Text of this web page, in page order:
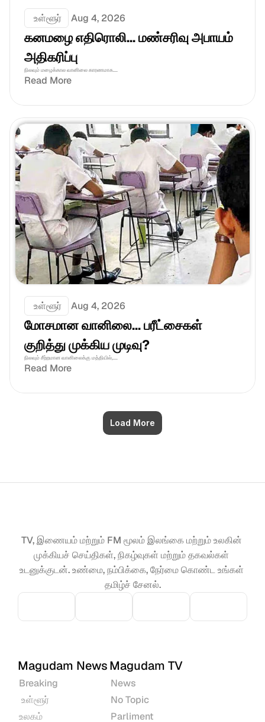
உள்ளூர் Aug 4, 2026
கனமழை எதிரொலி... மண்சரிவு அபாயம்
அதிகரிப்பு
நிலவும் மழைக்கால வானிலை காரணமாக....
Read More
உள்ளூர் Aug 4, 2026
மோசமான வானிலை... பரீட்சைகள்
குறித்து முக்கிய முடிவு?
நிலவும் சீற்றமான வானிலைக்கு மத்தியில்,....
Read More
Load More
TV, இணையம் மற்றும் FM மூலம் இலங்கை மற்றும் உலகின்
முக்கியச் செய்திகள், நிகழ்வுகள் மற்றும் தகவல்கள்
உடனுக்குடன். உண்மை, நம்பிக்கை, நேர்மை கொண்ட உங்கள்
தமிழ்ச் சேனல்.
Magudam News
Breaking
உள்ளூர்
உலகம்
Magudam TV
News
No Topic
Parliment